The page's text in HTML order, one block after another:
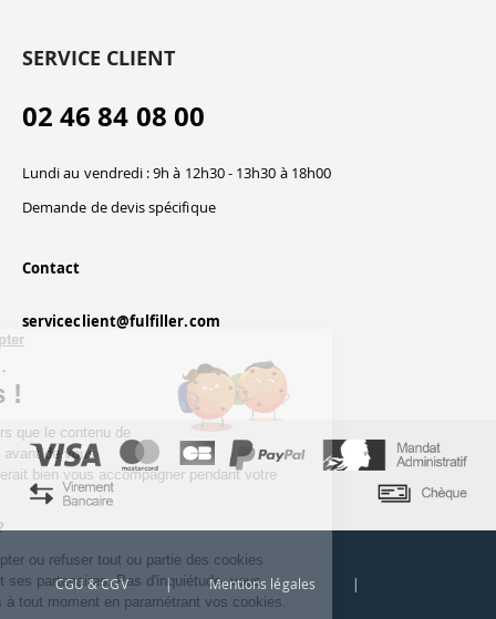
Continuer sans accepter
les Cookies !
On a attendu d'être sûrs que le contenu de
ce site vous intéresse avant de vous
déranger, mais on aimerait bien vous accompagner pendant votre
visite...
C'est OK pour vous ?
Ici, vous pouvez accepter ou refuser tout ou partie des cookies
déposés par Fulfiller et ses partenaires. Pas d'inquiétude, vous
pourrez changer d'avis à tout moment en paramétrant vos cookies.
SERVICE CLIENT
02 46 84 08 00
Lundi au vendredi : 9h à 12h30 - 13h30 à 18h00
Demande de devis spécifique
Contact
serviceclient@fulfiller.com
CGU & CGV | Mentions légales